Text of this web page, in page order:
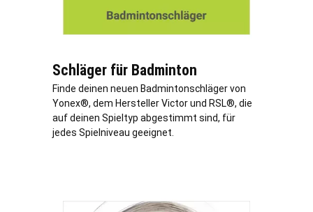
Schläger für Badminton
Finde deinen neuen Badmintonschläger von
Yonex®, dem Hersteller Victor und RSL®, die
auf deinen Spieltyp abgestimmt sind, für
jedes Spielniveau geeignet.